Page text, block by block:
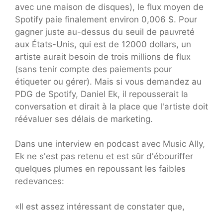
avec une maison de disques), le flux moyen de
Spotify paie finalement environ 0,006 $. Pour
gagner juste au-dessus du seuil de pauvreté
aux États-Unis, qui est de 12000 dollars, un
artiste aurait besoin de trois millions de flux
(sans tenir compte des paiements pour
étiqueter ou gérer). Mais si vous demandez au
PDG de Spotify, Daniel Ek, il repousserait la
conversation et dirait à la place que l'artiste doit
réévaluer ses délais de marketing.
Dans une interview en podcast avec Music Ally,
Ek ne s'est pas retenu et est sûr d'ébouriffer
quelques plumes en repoussant les faibles
redevances:
«Il est assez intéressant de constater que,